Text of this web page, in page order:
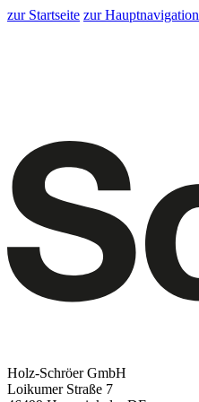
zur Startseite zur Hauptnavigation
Holz-Schröer GmbH
Loikumer Straße 7